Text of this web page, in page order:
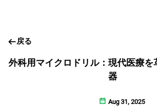
戻る
外科用マイクロドリル：現代医療を
器
Aug 31, 2025